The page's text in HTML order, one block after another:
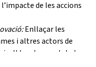
de les accions
Enllaçar les
i altres actors de
local com global.